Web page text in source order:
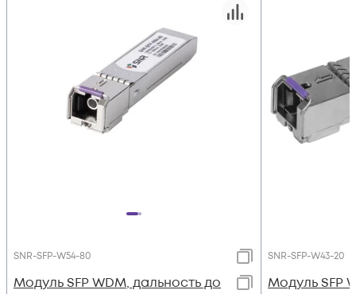
SNR-SFP-W54-80
Модуль SFP WDM, дальность до
SNR-SFP-W43-20
Модуль SFP